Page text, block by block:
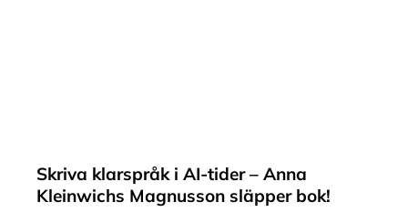
Skriva klarspråk i AI-tider – Anna
Kleinwichs Magnusson släpper bok!